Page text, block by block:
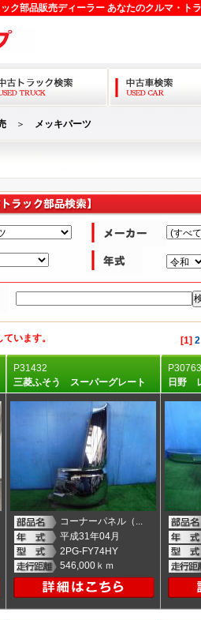
ク部品販売ディーラー あなたのクルマ・ト
＞ メッキパーツ
います。 [1] 2
P31432
三菱ふそう スーパーグレート
コーナーパネル（...
平成31年04月
2PG-FY74HY
546,000ｋｍ
P30763
日野